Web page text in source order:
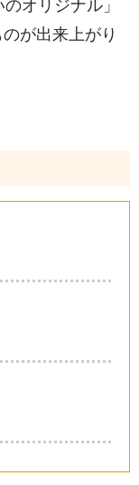
オリジナル」
が出来上がり